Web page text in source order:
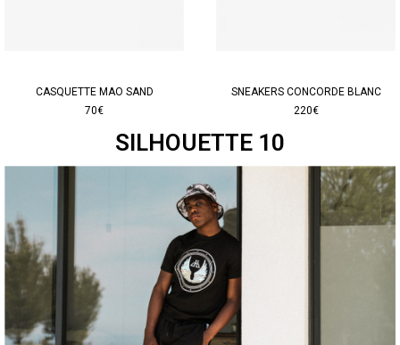
CASQUETTE MAO SAND
70€
SNEAKERS CONCORDE BLANC
220€
SILHOUETTE 10